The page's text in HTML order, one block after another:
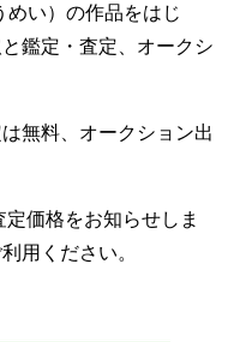
めい）の作品をはじ
鑑定・査定、オークシ
無料、オークション出
価格をお知らせしま
用ください。